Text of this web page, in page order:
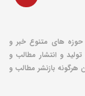
حوزه های متنوع خبر و
و انتشار مطالب و
هرگونه بازنشر مطالب و